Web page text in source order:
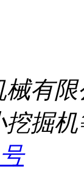
有
掘